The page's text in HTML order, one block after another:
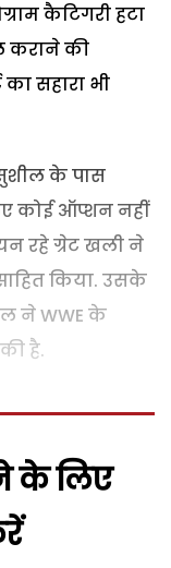
कैटिगरी हटा
कराने की
सहारा भी
के पास
कोई ऑप्शन नहीं
रहे ग्रेट खली ने
किया. उसके
ने WWE के
है.
के लिए